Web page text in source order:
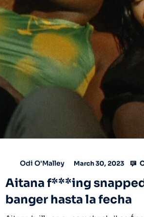
Odi O'Malley March 30, 2023
Aitana f***ing
banger hasta la fecha